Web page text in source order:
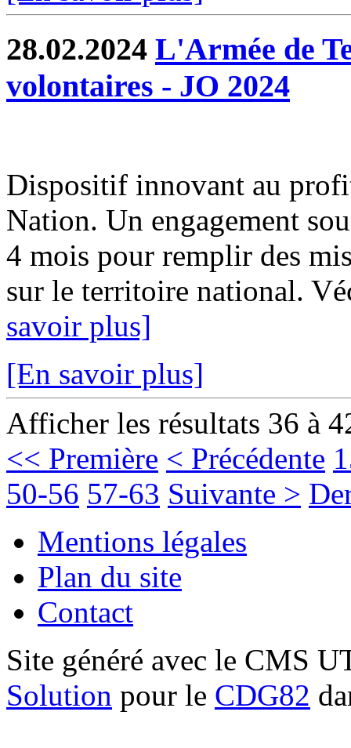
28.02.2024 L'Armée de
volontaires - JO 2024
Dispositif innovant au
Nation. Un engagement
4 mois pour remplir des
sur le territoire national.
savoir plus]
[En savoir plus]
Afficher les résultats 36 à
<< Première < Précédente
50-56 57-63 Suivante >
Mentions légales
Plan du site
Contact
Site généré avec le CMS
Solution pour le CDG82